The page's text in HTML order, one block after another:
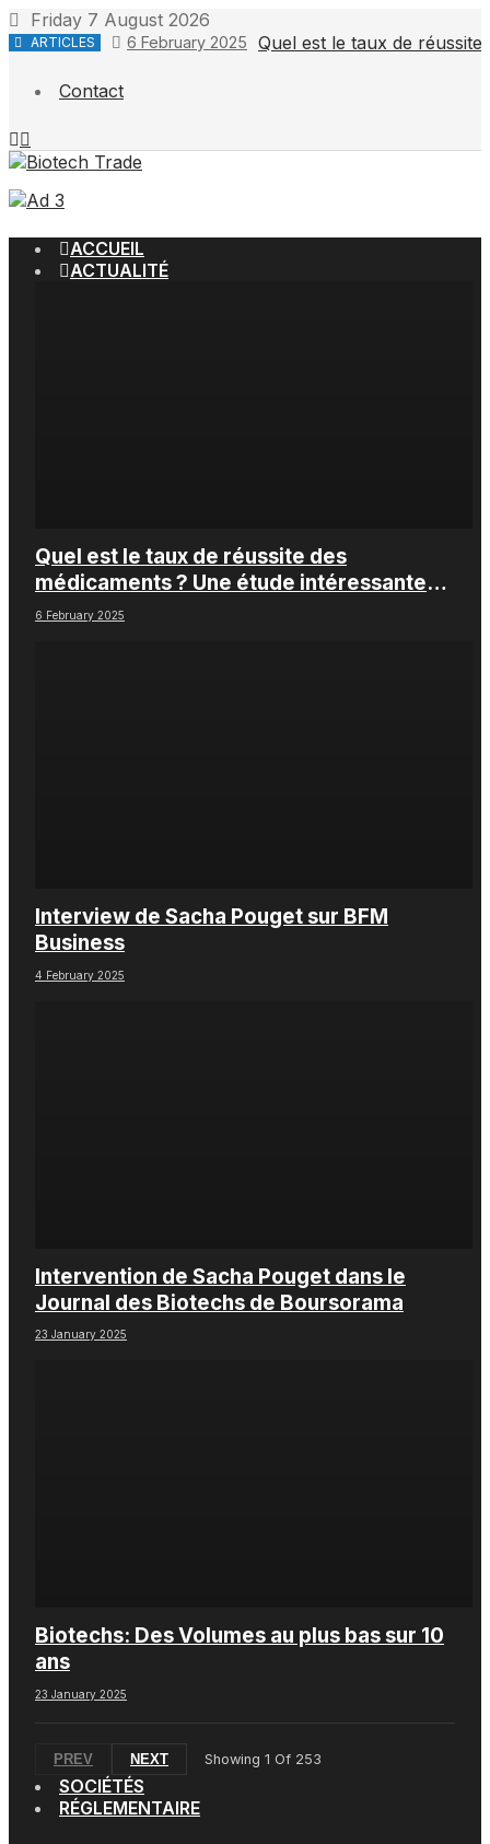
Friday 7 August 2026
ARTICLES 6 February 2025 Quel est le taux de
Contact
ACCUEIL
ACTUALITÉ
Quel est le taux de réussite des
médicaments ? Une étude intéressante
chez les Big Pharmas
6 February 2025
Interview de Sacha Pouget sur BFM
Business
4 February 2025
Intervention de Sacha Pouget dans le
Journal des Biotechs de Boursorama
23 January 2025
Biotechs: Des Volumes au plus bas sur 10
ans
23 January 2025
PREV NEXT Showing 1 Of 253
SOCIÉTÉS
RÉGLEMENTAIRE